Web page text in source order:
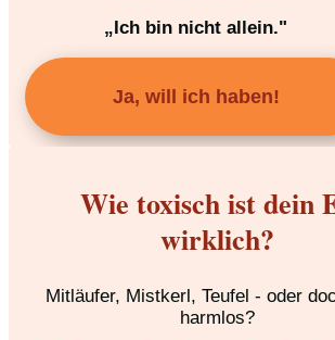
„Ich bin nicht allein."
Ja, will ich haben!
Wie toxisch ist dein
wirklich?
Mitläufer, Mistkerl, Teufel - oder
harmlos?